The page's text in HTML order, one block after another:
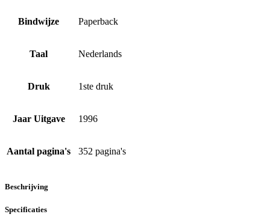
Bindwijze Paperback
Taal Nederlands
Druk 1ste druk
Jaar Uitgave 1996
Aantal pagina's 352 pagina's
Beschrijving
Specificaties